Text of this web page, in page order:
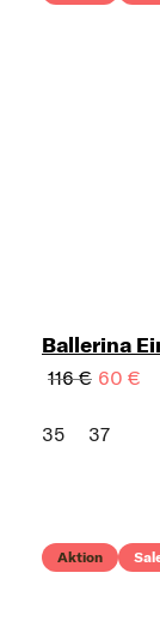
Ballerina
116 € 60 €
35 37
Aktion